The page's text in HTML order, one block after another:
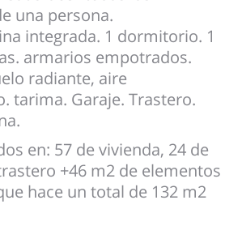
una persona.
integrada. 1 dormitorio. 1
armarios empotrados.
radiante, aire
tarima. Garaje. Trastero.
en: 57 de vivienda, 24 de
+46 m2 de elementos
hace un total de 132 m2